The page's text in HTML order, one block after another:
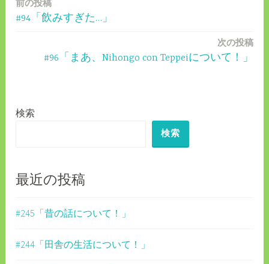
投
ー
ン
前の投稿
#94「飲みすぎた…」
次の投稿
#96「まあ、Nihongo con Teppeiについて！」
検索
検索
最近の投稿
#245「昔の話について！」
#244「田舎の生活について！」